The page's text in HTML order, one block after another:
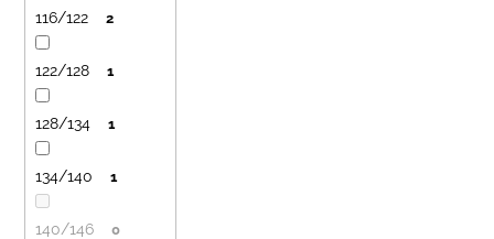
116/122 2
122/128 1
128/134 1
134/140 1
140/146 0